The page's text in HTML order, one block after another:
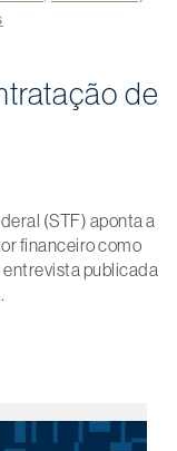
de
(STF) aponta a
financeiro como
entrevista publicada